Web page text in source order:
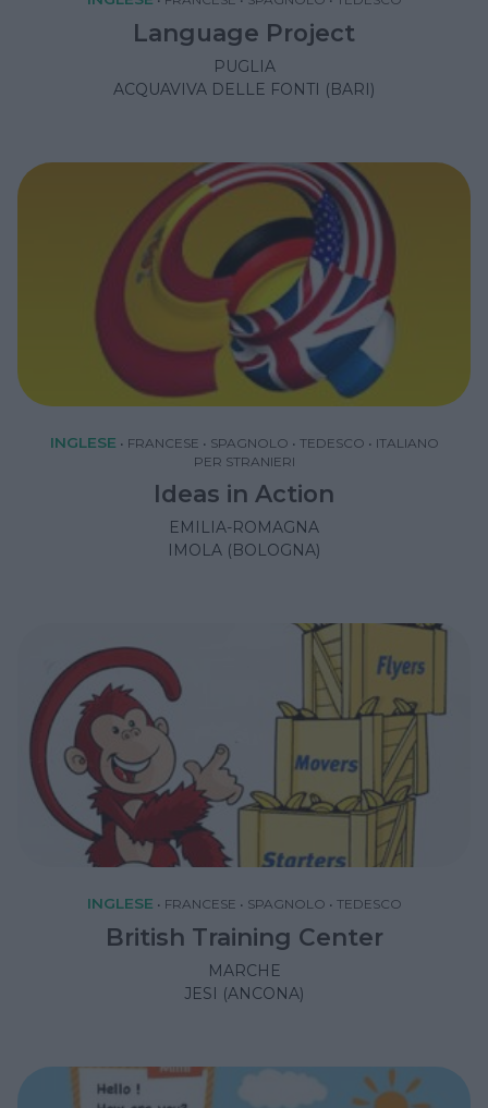
Language Project
PUGLIA
ACQUAVIVA DELLE FONTI (BARI)
INGLESE • FRANCESE • SPAGNOLO • TEDESCO • ITALIANO
PER STRANIERI
Ideas in Action
EMILIA-ROMAGNA
IMOLA (BOLOGNA)
INGLESE • FRANCESE • SPAGNOLO • TEDESCO
British Training Center
MARCHE
JESI (ANCONA)